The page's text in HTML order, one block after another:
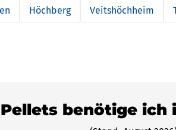
Höchberg Veitshöchheim
benötige ich